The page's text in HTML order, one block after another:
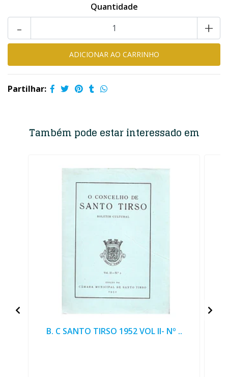
Quantidade
+
-
Partilhar:
Também pode estar interessado em
B. C SANTO TIRSO 1952 VOL II- Nº ..